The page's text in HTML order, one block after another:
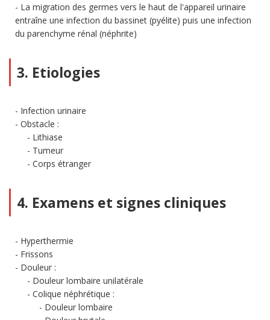
La migration des germes vers le haut de l'appareil urinaire
entraîne une infection du bassinet (pyélite) puis une infection
du parenchyme rénal (néphrite)
3. Etiologies
Infection urinaire
Obstacle :
Lithiase
Tumeur
Corps étranger
4. Examens et signes cliniques
Hyperthermie
Frissons
Douleur :
Douleur lombaire unilatérale
Colique néphrétique :
Douleur lombaire